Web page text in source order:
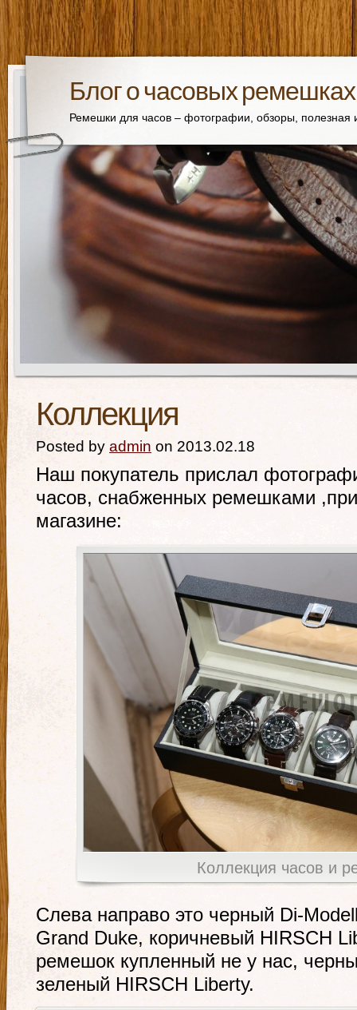
Блог о часовых ремешках
Ремешки для часов – фотографии, обзоры,
Коллекция
Posted by admin on 2013.02.18
Наш покупатель прислал
часов, снабженных ремешками
магазине:
Коллекция часов и
Слева направо это черный Di-
Grand Duke, коричневый HIRSCH
ремешок купленный не у нас,
зеленый HIRSCH Liberty.